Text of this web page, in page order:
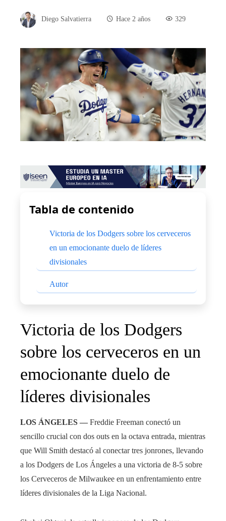
Diego Salvatierra Hace 2 años 329
Tabla de contenido
Victoria de los Dodgers sobre los cerveceros
en un emocionante duelo de líderes
divisionales
Autor
Victoria de los Dodgers
sobre los cerveceros en un
emocionante duelo de
líderes divisionales
LOS ÁNGELES — Freddie Freeman conectó un
sencillo crucial con dos outs en la octava entrada, mientras
que Will Smith destacó al conectar tres jonrones, llevando
a los Dodgers de Los Ángeles a una victoria de 8-5 sobre
los Cerveceros de Milwaukee en un enfrentamiento entre
líderes divisionales de la Liga Nacional.